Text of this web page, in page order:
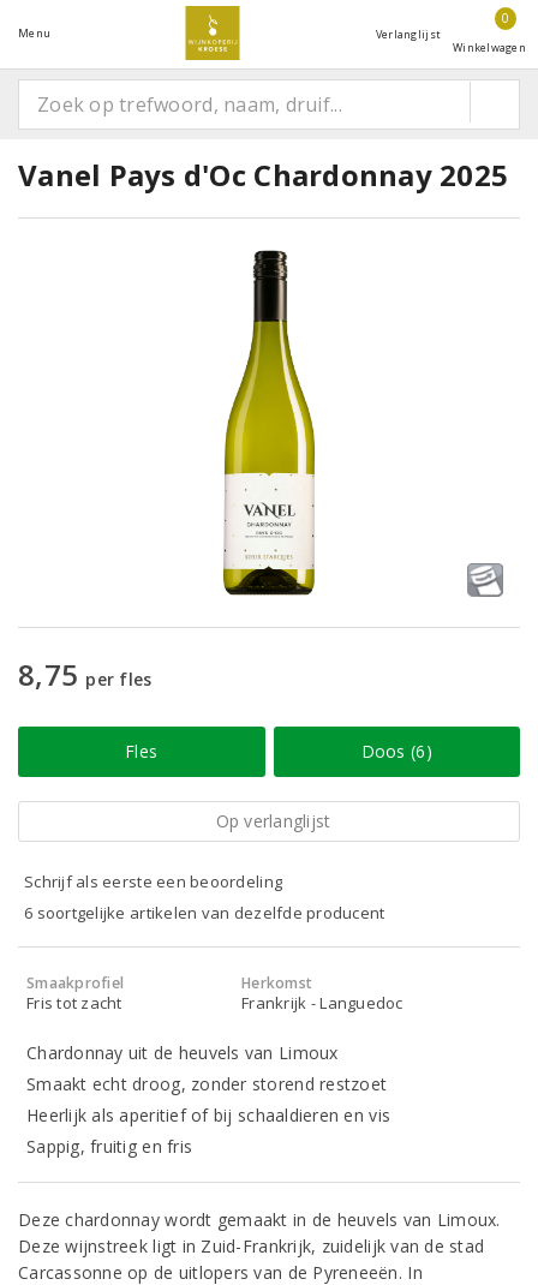
Menu Verlanglijst
0
Winkelwagen
Vanel Pays d'Oc Chardonnay 2025
8,75 per fles
Fles Doos (6)
Op verlanglijst
Schrijf als eerste een beoordeling
6 soortgelijke artikelen van dezelfde producent
Smaakprofiel
Fris tot zacht
Herkomst
Frankrijk - Languedoc
Chardonnay uit de heuvels van Limoux
Smaakt echt droog, zonder storend restzoet
Heerlijk als aperitief of bij schaaldieren en vis
Sappig, fruitig en fris
Deze chardonnay wordt gemaakt in de heuvels van Limoux.
Deze wijnstreek ligt in Zuid-Frankrijk, zuidelijk van de stad
Carcassonne op de uitlopers van de Pyreneeën. In